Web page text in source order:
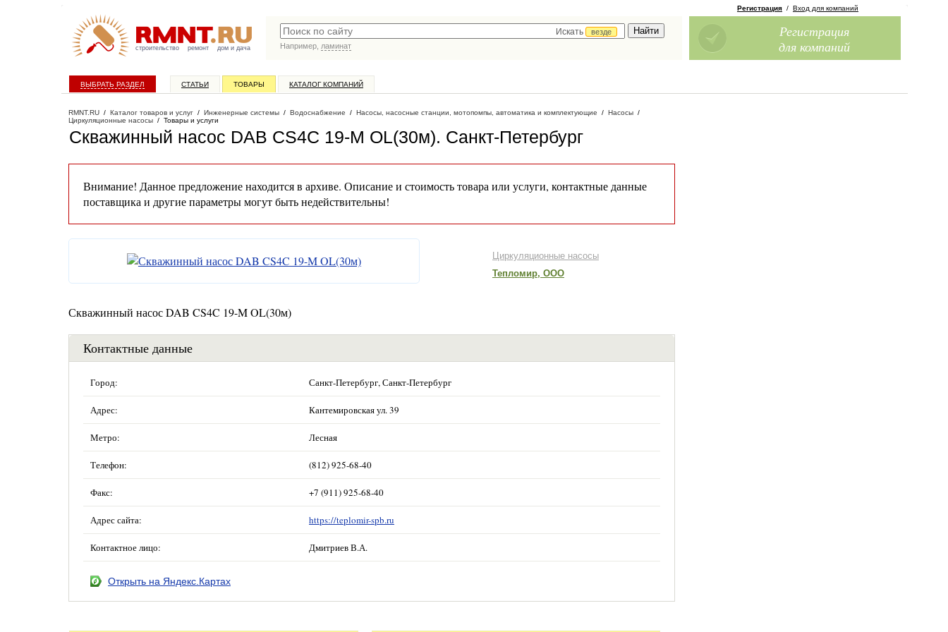
строительство ремонт дом и дача
Искать
везде
Например, ламинат
Регистрация / Вход для компаний
Регистрация
для компаний
ВЫБРАТЬ РАЗДЕЛ СТАТЬИ ТОВАРЫ КАТАЛОГ КОМПАНИЙ
RMNT.RU / Каталог товаров и услуг / Инженерные системы / Водоснабжение / Насосы, насосные станции, мотопомпы, автоматика и комплектующие / Насосы /
Циркуляционные насосы / Товары и услуги
Скважинный насос DAB CS4C 19-M OL(30м). Санкт-Петербург
Внимание! Данное предложение находится в архиве. Описание и стоимость товара или услуги, контактные данные
поставщика и другие параметры могут быть недействительны!
Циркуляционные насосы
Тепломир, ООО
Скважинный насос DAB CS4C 19-M OL(30м)
Контактные данные
Город: Санкт-Петербург, Санкт-Петербург
Адрес: Кантемировская ул. 39
Метро: Лесная
Телефон: (812) 925-68-40
Факс: +7 (911) 925-68-40
Адрес сайта: https://teplomir-spb.ru
Контактное лицо: Дмитриев В.А.
Открыть на Яндекс.Картах